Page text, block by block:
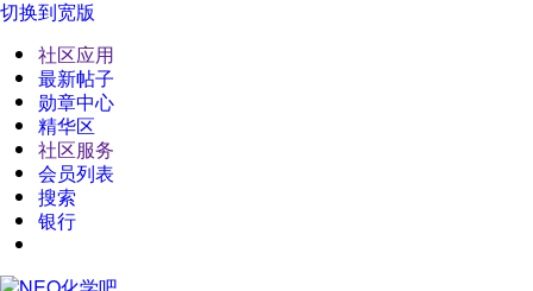
切换到宽版
社区应用
最新帖子
勋章中心
精华区
社区服务
会员列表
搜索
银行